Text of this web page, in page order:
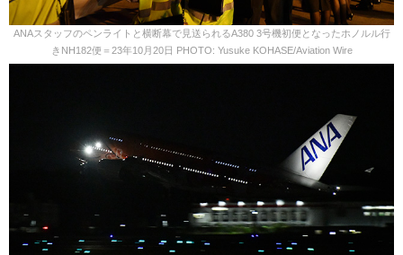
ANAスタッフのペンライトと横断幕で見送られるA380 3号機初便となったホノルル行
きNH182便＝23年10月20日 PHOTO: Yusuke KOHASE/Aviation Wire